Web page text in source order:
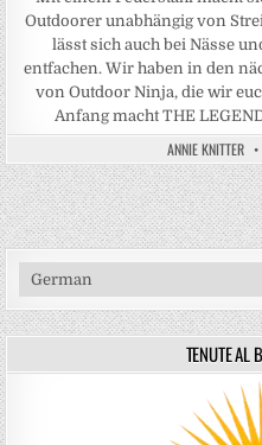
Outdoorer unabhängig von
lässt sich auch bei Nässe
entfachen. Wir haben in den
von Outdoor Ninja, die wir
Anfang macht THE
ANNIE KNITTER
TENUTE AL